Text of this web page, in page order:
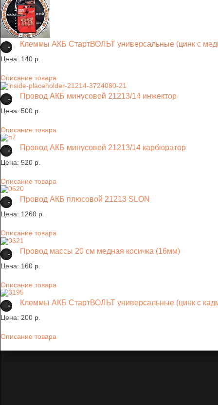
Клеммы АКБ СтартВОЛЬТ универсальные (цинк с
Цена: 140 p.
Описание товара
Провод АКБ минусовой 21213/14 инжектор
Цена: 500 p.
Описание товара
Провод АКБ минусовой 21213/14 карбюратор
Цена: 520 p.
Описание товара
Провод АКБ плюсовой 21213 SLON
Цена: 1260 p.
Описание товара
Провод массы 20 см медная косичка (16мм)
Цена: 160 p.
Описание товара
Клеммы АКБ СтартВОЛЬТ универсальные (цинк с
Цена: 200 p.
Описание товара